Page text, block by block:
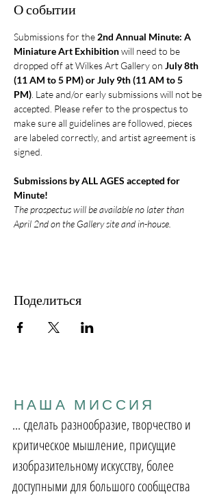
О событии
Submissions for the 2nd Annual Minute: A
Miniature Art Exhibition will need to be
dropped off at Wilkes Art Gallery on July 8th
(11 AM to 5 PM) or July 9th (11 AM to 5
PM) . Late and/or early submissions will not be
accepted. Please refer to the prospectus to
make sure all guidelines are followed, pieces
are labeled correctly, and artist agreement is
signed.
Submissions by ALL AGES accepted for
Minute!
The prospectus will be available no later than
April 2nd on the Gallery site and in-house.
Поделиться
НАША МИССИЯ
... сделать разнообразие, творчество и
критическое мышление, присущие
изобразительному искусству, более
доступными для большого сообщества